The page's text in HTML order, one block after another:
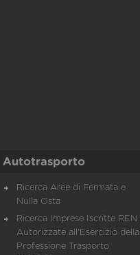
Autotrasporto
Ricerca Aree di Fermata e
Nulla Osta
Ricerca Imprese Iscritte REN
Autorizzate all'Esercizio della
Professione Trasporto